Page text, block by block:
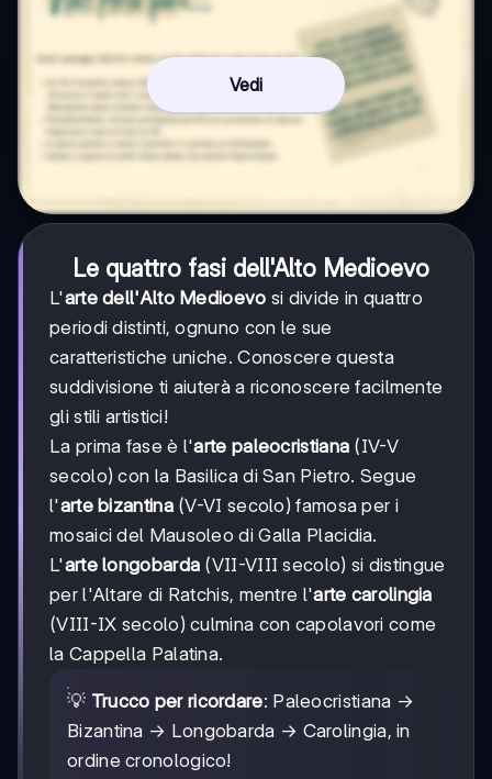
Vedi
Le quattro fasi dell'Alto Medioevo
L'arte dell'Alto Medioevo si divide in quattro
periodi distinti, ognuno con le sue
caratteristiche uniche. Conoscere questa
suddivisione ti aiuterà a riconoscere facilmente
gli stili artistici!
La prima fase è l'arte paleocristiana (IV-V
secolo) con la Basilica di San Pietro. Segue
l'arte bizantina(V-VI secolo) famosa per i
mosaici del Mausoleo di Galla Placidia.
L'arte longobarda (VII-VIII secolo) si distingue
per l'Altare di Ratchis, mentre l'arte carolingia
(VIII-IX secolo) culmina con capolavori come
la Cappella Palatina.
💡 Trucco per ricordare: Paleocristiana →
Bizantina → Longobarda → Carolingia, in
ordine cronologico!